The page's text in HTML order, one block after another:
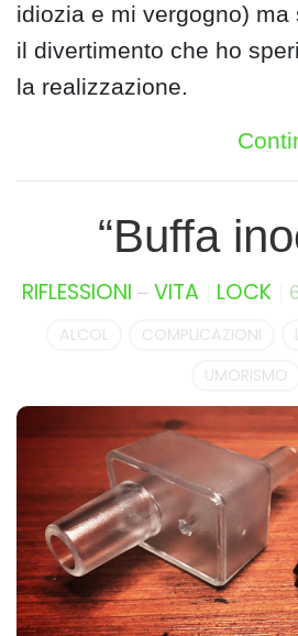
idiozia e mi vergogno) ma
il divertimento che ho
la realizzazione.
“Buffa
RIFLESSIONI –VITA LOCK
ALCOL COMPLICAZIONI
UMORISMO